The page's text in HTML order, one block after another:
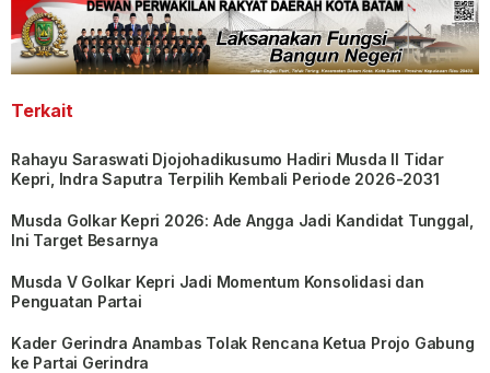
Terkait
Rahayu Saraswati Djojohadikusumo Hadiri Musda II Tidar
Kepri, Indra Saputra Terpilih Kembali Periode 2026-2031
Musda Golkar Kepri 2026: Ade Angga Jadi Kandidat Tunggal,
Ini Target Besarnya
Musda V Golkar Kepri Jadi Momentum Konsolidasi dan
Penguatan Partai
Kader Gerindra Anambas Tolak Rencana Ketua Projo Gabung
ke Partai Gerindra